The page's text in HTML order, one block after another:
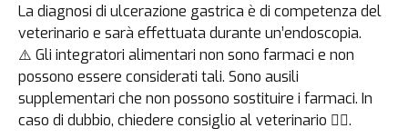
La diagnosi di ulcerazione gastrica è di competenza del
veterinario e sarà effettuata durante un’endoscopia.
⚠️ Gli integratori alimentari non sono farmaci e non
possono essere considerati tali. Sono ausili
supplementari che non possono sostituire i farmaci. In
caso di dubbio, chiedere consiglio al veterinario 👩‍⚕️.